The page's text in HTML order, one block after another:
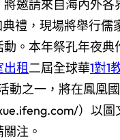
邀請來自海內外各
禮，現場將舉行儒
。本年祭孔年夜典
出租二屆全球華1對1
動之一，將在鳳凰
）以圖
注。